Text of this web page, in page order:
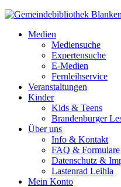
Medien
Mediensuche
Expertensuche
E-Medien
Fernleihservice
Veranstaltungen
Kinder
Kids & Teens
Brandenburger
Über uns
Info & Kontakt
FAQ & Formulare
Datenschutz &
Lastenrad Leihla
Mein Konto